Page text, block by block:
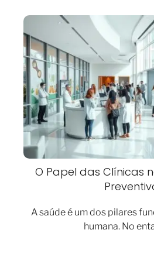
O Papel das Clínicas
A saúde é um dos pilares
humana. No